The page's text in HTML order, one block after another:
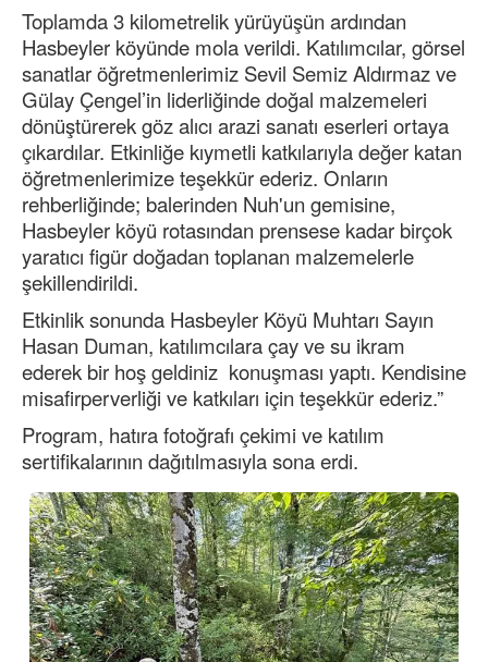
Toplamda 3 kilometrelik yürüyüşün ardından
Hasbeyler köyünde mola verildi. Katılımcılar, görsel
sanatlar öğretmenlerimiz Sevil Semiz Aldırmaz ve
Gülay Çengel’in liderliğinde doğal malzemeleri
dönüştürerek göz alıcı arazi sanatı eserleri ortaya
çıkardılar. Etkinliğe kıymetli katkılarıyla değer katan
öğretmenlerimize teşekkür ederiz. Onların
rehberliğinde; balerinden Nuh'un gemisine,
Hasbeyler köyü rotasından prensese kadar birçok
yaratıcı figür doğadan toplanan malzemelerle
şekillendirildi.
Etkinlik sonunda Hasbeyler Köyü Muhtarı Sayın
Hasan Duman, katılımcılara çay ve su ikram
ederek bir hoş geldiniz konuşması yaptı. Kendisine
misafirperverliği ve katkıları için teşekkür ederiz.”
Program, hatıra fotoğrafı çekimi ve katılım
sertifikalarının dağıtılmasıyla sona erdi.